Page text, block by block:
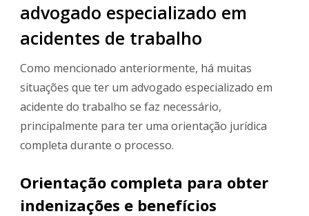
advogado especializado em
acidentes de trabalho
Como mencionado anteriormente, há muitas
situações que ter um advogado especializado em
acidente do trabalho se faz necessário,
principalmente para ter uma orientação jurídica
completa durante o processo.
Orientação completa para obter
indenizações e benefícios